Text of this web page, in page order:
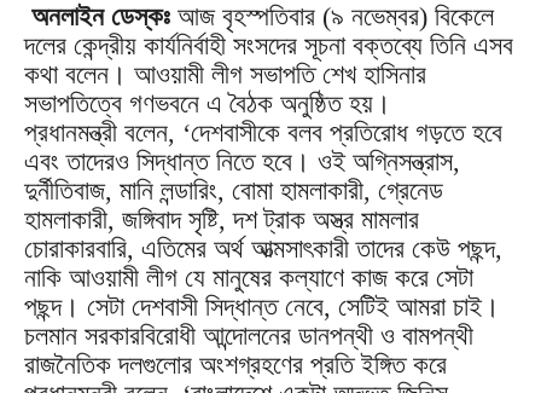
অনলাইন ডেস্কঃ আজ বৃহস্পতিবার (৯ নভেম্বর) বিকেলে
দলের কেন্দ্রীয় কার্যনির্বাহী সংসদের সূচনা বক্তব্যে তিনি এসব
কথা বলেন। আওয়ামী লীগ সভাপতি শেখ হাসিনার
সভাপতিত্বে গণভবনে এ বৈঠক অনুষ্ঠিত হয়।
প্রধানমন্ত্রী বলেন, ‘দেশবাসীকে বলব প্রতিরোধ গড়তে হবে
এবং তাদেরও সিদ্ধান্ত নিতে হবে। ওই অগ্নিসন্ত্রাস,
দুর্নীতিবাজ, মানি লন্ডারিং, বোমা হামলাকারী, গ্রেনেড
হামলাকারী, জঙ্গিবাদ সৃষ্টি, দশ ট্রাক অস্ত্র মামলার
চোরাকারবারি, এতিমের অর্থ আত্মসাৎকারী তাদের কেউ পছন্দ,
নাকি আওয়ামী লীগ যে মানুষের কল্যাণে কাজ করে সেটা
পছন্দ। সেটা দেশবাসী সিদ্ধান্ত নেবে, সেটিই আমরা চাই।
চলমান সরকারবিরোধী আন্দোলনের ডানপন্থী ও বামপন্থী
রাজনৈতিক দলগুলোর অংশগ্রহণের প্রতি ইঙ্গিত করে